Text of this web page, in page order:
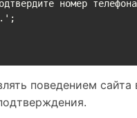
поведением сайта